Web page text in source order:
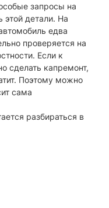
запросы на
этой детали. На
едва
проверяется на
Если к
сделать капремонт,
Поэтому можно
сама
разбираться в